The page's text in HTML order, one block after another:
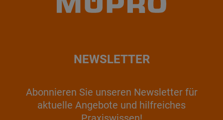
NEWSLETTER
Abonnieren Sie unseren Newsletter für
aktuelle Angebote und hilfreiches